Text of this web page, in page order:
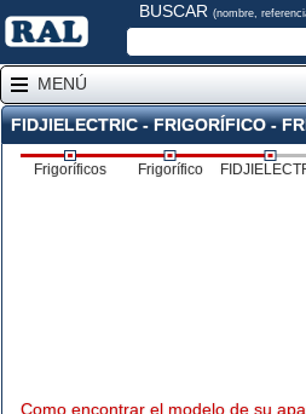
BUSCAR (nombre,
MENÚ
FIDJIELECTRIC - FRIGORÍFICO -
Frigoríficos Frigorífico
Como encontrar el modelo de su